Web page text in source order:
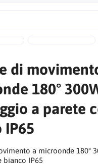
di
180°
a parete
IP65
a microonde 180°
bianco IP65